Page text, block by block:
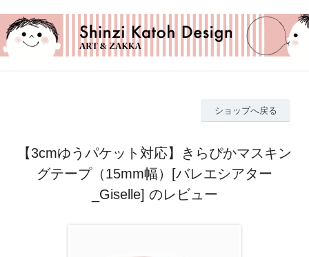
ショップへ戻る
【3cmゆうパケット対応】きらぴかマスキン
グテープ（15mm幅）[バレエシアター
_Giselle] のレビュー